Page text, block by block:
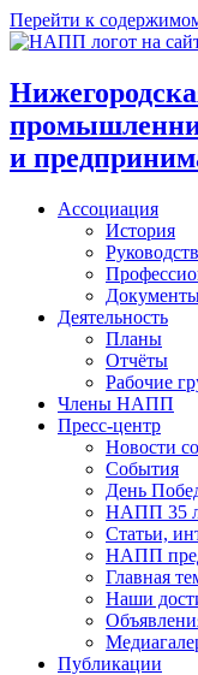
Перейти к
и
Ассоциация
История
Деятельность
Планы
Отчёты
Рабочие
Члены НАПП
Пресс-центр
Новости
События
День
НАПП 35
Статьи,
НАПП
Главная
Наши
Публикации